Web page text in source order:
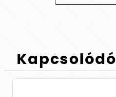
Kapcsolódó